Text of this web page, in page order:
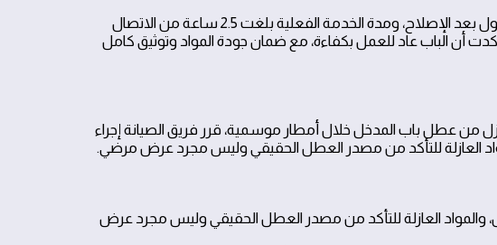
انخفضت معدلات الأعطال المحتملة بنحو 90% خلال الشهر الأول بعد الإصلاح، ومدة الخدمة الفعلية بلغت 2.5 ساعة من الاتصال
أكدت أن الباب عاد للعمل بكفاءة، مع ضمان جودة المواد وتوثيق كامل
من عطل باب المدخل خلال أمطار موسمية، قرر فريق الصيانة إجراء
العازلة للتأكد من مصدر العطل الحقيقي وليس مجرد عرض مرضي.
والمواد العازلة للتأكد من مصدر العطل الحقيقي وليس مجرد عرض